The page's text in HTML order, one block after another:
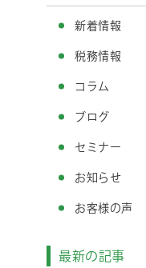
新着情報
税務情報
コラム
ブログ
セミナー
お知らせ
お客様の声
最新の記事